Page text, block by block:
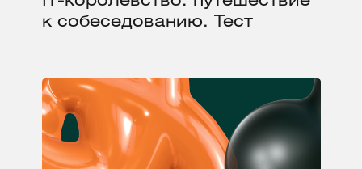
к собеседованию. Тест